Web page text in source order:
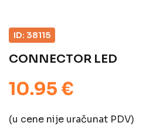
ID: 38115
CONNECTOR LED
10.95 €
(u cene nije uračunat PDV)